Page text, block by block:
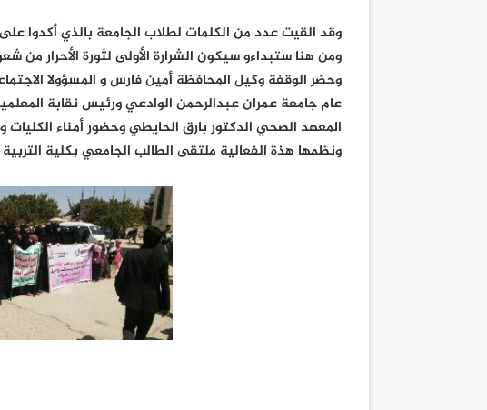
وقد القيت عدد من الكلمات لطلاب الجامعة بالذي أكدوا
ومن هنا ستبداءو سيكون الشرارة الأولى لثورة الأحرار من
وحضر الوقفة وكيل المحافظة أمين فارس و المسؤولا
عام جامعة عمران عبدالرحمن الوادعي ورئيس نقابة
المعهد الصحي الدكتور بارق الحايطي وحضور أمناء الكليات
ونظمها هذة الفعالية ملتقى الطالب الجامعي بكلية